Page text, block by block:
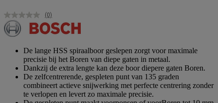
Geen
scorewaarde.
Dezelfde
(0)
De lange HSS spiraalboor geslepen zorgt voor maximale
precisie bij het Boren van diepe gaten in metaal.
Dankzij de extra lengte kan deze boor diepere gaten Boren.
De zelfcentrerende, gespleten punt van 135 graden
combineert actieve snijwerking met perfecte centrering zonder
te verlopen en levert zo maximale precisie.